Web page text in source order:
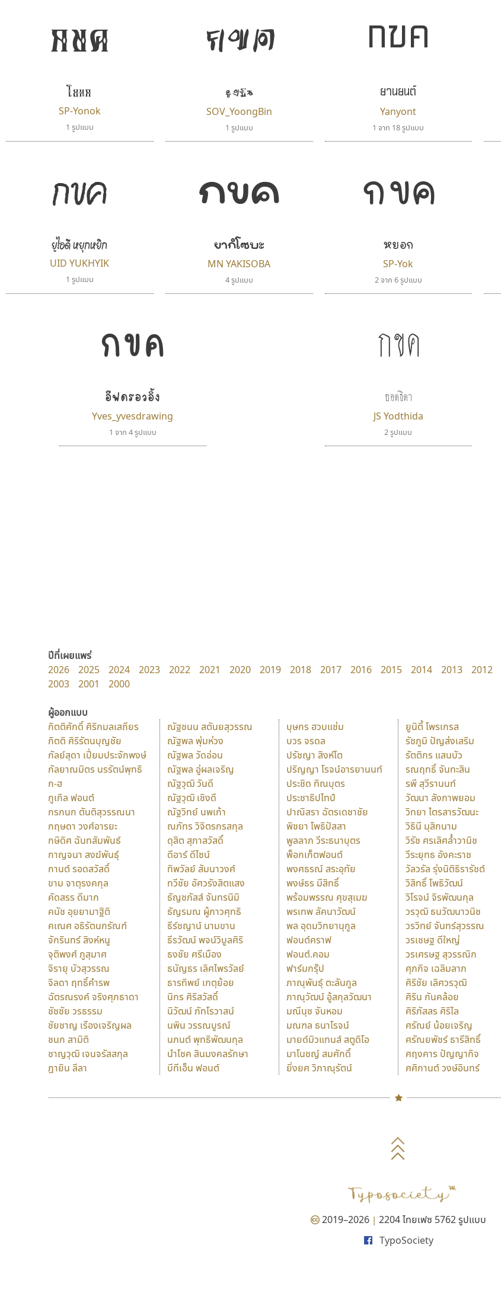
กขค
โยนก
SP-Yonok
1 รูปแบบ
กขค
ยูงบิน
SOV_YoongBin
1 รูปแบบ
กขค
ยานยนต์
Yanyont
1 จาก 18 รูปแบบ
กขค
ยูไอดี หยุกหยิก
UID YUKHYIK
1 รูปแบบ
กขค
ยากิโซบะ
MN YAKISOBA
4 รูปแบบ
กขค
หยอก
SP-Yok
2 จาก 6 รูปแบบ
กขค
อีฟดรอวอิ้ง
Yves_yvesdrawing
1 จาก 4 รูปแบบ
กขค
ยอดธิดา
JS Yodthida
2 รูปแบบ
ปีที่เผยแพร่
2026
2025 2024 2023 2022 2021 2020 2019 2018 2017 2016 2015 2014 2013 2012
2003
2001 2000
ผู้ออกแบบ
กิตติศักดิ์ ศิริกมลเสถียร
กิตติ ศิริรัตนบุญชัย
กัลย์สุดา เปี่ยมประจักพงษ์
กัลยาณมิตร นรรัตน์พุทธิ
ก-ฮ
กูเกิล ฟอนต์
กรกนก ตันติสุวรรณนา
กฤษดา วงศ์อารยะ
กษิดิศ ฉันทสัมพันธ์
กาญจนา สงฆ์พันธุ์
กานต์ รอดสวัสดิ์
ขาม จาตุรงคกุล
คัดสรร ดีมาก
คนัช อุยยามาฐิติ
คเณศ อธิรัตนกรัณฑ์
จักรินทร์ สิงห์หนู
จุติพงศ์ ภูสุมาศ
จิรายุ บัวสุวรรณ
จิลดา ฤทธิ์คำรพ
ฉัตรณรงค์ จริงศุภธาดา
ชัชชัย วรธรรม
ชัยชาญ เรืองเจริญผล
ชนก สามิติ
ชาญวุฒิ เจนจรัสสกุล
ฎายิน ลีลา
ณัฐชนน สตันยสุวรรณ
ณัฐพล พุ่มห่วง
ณัฐพล วัดอ่อน
ณัฐพล อู่ผลเจริญ
ณัฐวุฒิ วันดี
ณัฐวุฒิ เชิงดี
ณัฐวิทย์ นพเก้า
ณภัทร วิจิตรกรสกุล
ดุสิต สุภาสวัสดิ์
ดีอาร์ ดีไซน์
ทิพวัลย์ สัมนาวงศ์
ทวีชัย อัศวรังสิตแสง
ธัญชภัสส์ จันทรนิมิ
ธัญรมณ ผู้ภาวศุทธิ
ธีร์ชญาน์ นามขาน
ธีรวัฒน์ พจน์วิบูลศิริ
ธงชัย ศรีเมือง
ธนัญธร เลิศไพรวัลย์
ธารทิพย์ เกตุย้อย
นิกร ศิริสวัสดิ์
นิวัฒน์ ภัทโรวาสน์
นพิน วรรณบูรณ์
นภนต์ พุทธิพัฒนกุล
นำโชค สินมงคลรักษา
บีทีเอ็น ฟอนต์
บุษกร ฮวบแช่ม
บวร จรดล
ปรัชญา สิงห์โต
ปริญญา โรจน์อารยานนท์
ประชิด ทิณบุตร
ประชาธิปไทป์
ปาณิสรา ฉัตรเดชาชัย
พิชยา โพธิปัสสา
พูลลาภ วีระธนาบุตร
พ็อกเก็ตฟอนต์
พงศธรณ์ สระอุทัย
พงษ์ธร มีสิทธิ์
พร้อมพรรณ ศุขสุเมฆ
พรเทพ ลัคนาวัฒน์
พล อุดมวิทยานุกูล
ฟอนต์คราฟ
ฟอนต์.คอม
ฟาร์มกรุ๊ป
ภาณุพันธุ์ ตะลันกูล
ภาณุวัฒน์ อู้สกุลวัฒนา
มณีนุช จันหอม
มณฑล ธนาโรจน์
มายด์มิวแทนส์ สตูดิโอ
มาโนชญ์ สมศักดิ์
ยิ่งยศ วิภาณุรัตน์
ยูนิตี้ โพรเกรส
รัชภูมิ ปัญส่งเสริม
รัตติกร แสนบัว
รณฤทธิ์ จันทะสิน
รพี สุวีรานนท์
วัฒนา ลังกาพยอม
วิทยา ไตรสารวัฒนะ
วิธินี มุสิกนาม
วิรัช ศรเลิศล้ำวานิช
วีระยุทธ อังคะราช
วัลวรัล รุ่งนิติธิรารัชต์
วิสิทธิ์ โพธิวัฒน์
วิโรจน์ จิรพัฒนกุล
วรวุฒิ ธนวัฒนาวนิช
วรวิทย์ จันทร์สุวรรณ
วรเชษฐ ดีใหญ่
วรเศรษฐ สุวรรณิก
ศุภกิจ เฉลิมลาภ
ศิริชัย เลิศวรวุฒิ
ศิริน กันคล้อย
ศิริภัสสร ศิริไล
ศรัณย์ น้อยเจริญ
ศรัณยพัชร์ ธารีสิทธิ์
ศฤงคาร ปัญญากิจ
ศศิกานต์ วงษ์อินทร์
Typomancer
U
UID
UPC
2019–2026 | 2204 ไทยเฟซ 5762 รูปแบบ
TypoSociety